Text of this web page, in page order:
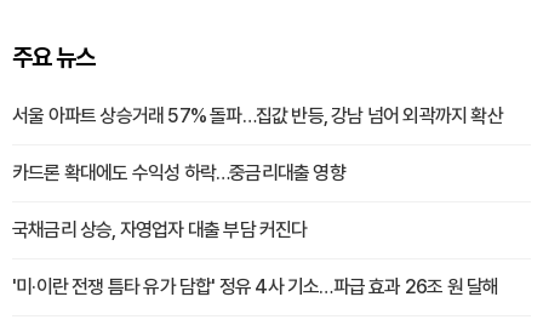
주요 뉴스
서울 아파트 상승거래 57% 돌파…집값 반등, 강남 넘어 외곽까지 확산
카드론 확대에도 수익성 하락…중금리대출 영향
국채금리 상승, 자영업자 대출 부담 커진다
'미·이란 전쟁 틈타 유가 담합' 정유 4사 기소…파급 효과 26조 원 달해